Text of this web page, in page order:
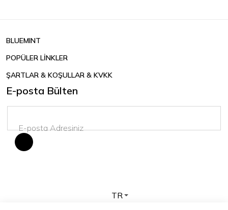
BLUEMINT
POPÜLER LİNKLER
ŞARTLAR & KOŞULLAR & KVKK
E-posta Bülten
TR